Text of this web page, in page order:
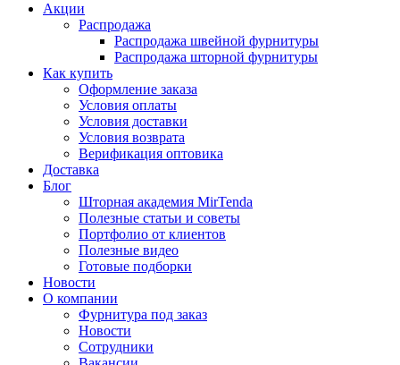
Акции
Распродажа
Распродажа швейной фурнитуры
Распродажа шторной фурнитуры
Как купить
Оформление заказа
Условия оплаты
Условия доставки
Условия возврата
Верификация оптовика
Доставка
Блог
Шторная академия MirTenda
Полезные статьи и советы
Портфолио от клиентов
Полезные видео
Готовые подборки
Новости
О компании
Фурнитура под заказ
Новости
Сотрудники